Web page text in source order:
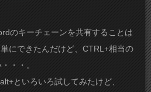
のキーチェーンを共有することは
にできたんだけど、CTRL+相当の
・・。
といろいろ試してみたけど、